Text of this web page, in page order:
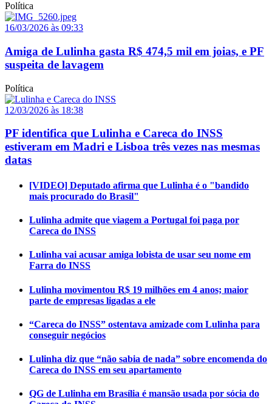
Política
16/03/2026 às 09:33
Amiga de Lulinha gasta R$ 474,5 mil em joias, e PF
suspeita de lavagem
Política
12/03/2026 às 18:38
PF identifica que Lulinha e Careca do INSS
estiveram em Madri e Lisboa três vezes nas mesmas
datas
[VIDEO] Deputado afirma que Lulinha é o "bandido
mais procurado do Brasil"
Lulinha admite que viagem a Portugal foi paga por
Careca do INSS
Lulinha vai acusar amiga lobista de usar seu nome em
Farra do INSS
Lulinha movimentou R$ 19 milhões em 4 anos; maior
parte de empresas ligadas a ele
“Careca do INSS” ostentava amizade com Lulinha para
conseguir negócios
Lulinha diz que “não sabia de nada” sobre encomenda do
Careca do INSS em seu apartamento
QG de Lulinha em Brasília é mansão usada por sócia do